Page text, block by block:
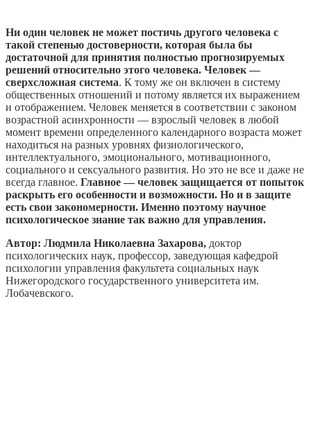
Ни один человек не может постичь другого человека с
такой степенью достоверности, которая была бы
достаточной для принятия полностью прогнозируемых
решений относительно этого человека. Человек —
сверхсложная система. К тому же он включен в систему
общественных отношений и потому является их выражением
и отображением. Человек меняется в соответствии с законом
возрастной асинхронности — взрослый человек в любой
момент времени определенного календарного возраста может
находиться на разных уровнях физиологического,
интеллектуального, эмоционального, мотивационного,
социального и сексуального развития. Но это не все и даже не
всегда главное. Главное — человек защищается от попыток
раскрыть его особенности и возможности. Но и в защите
есть свои закономерности. Именно поэтому научное
психологическое знание так важно для управления.
Автор: Людмилa Никoлaeвна Зaxaрова, доктор
психологических наук, пpoфеccор, заведующая кафедрой
психологии управления факультета социальных наук
Нижегopoдского государственного унивеpcитета им.
Лобaчeвского.